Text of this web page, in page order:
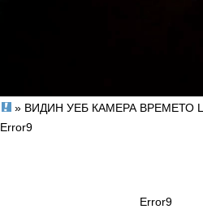
» ВИДИН УЕБ КАМЕРА ВРЕМЕТО
Error9
Error9